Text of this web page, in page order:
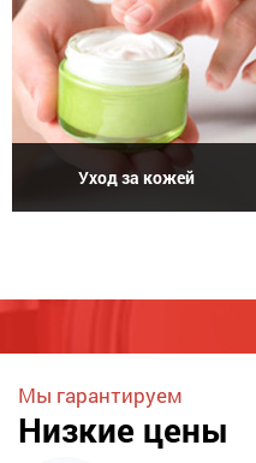
Уход за кожей
Мы гарантируем
Низкие цены